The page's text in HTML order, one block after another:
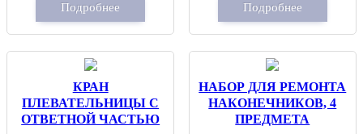
Подробнее Подробнее
КРАН
ПЛЕВАТЕЛЬНИЦЫ С
ОТВЕТНОЙ ЧАСТЬЮ
НАБОР ДЛЯ РЕМОНТА
НАКОНЕЧНИКОВ, 4
ПРЕДМЕТА